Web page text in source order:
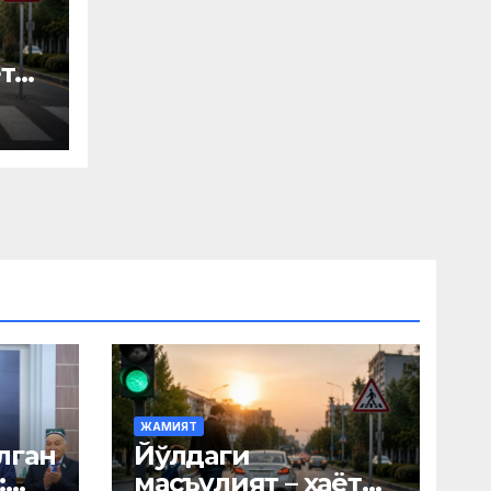
ЖАМИЯТ
Йўлдаги
масъулият – ҳаёт